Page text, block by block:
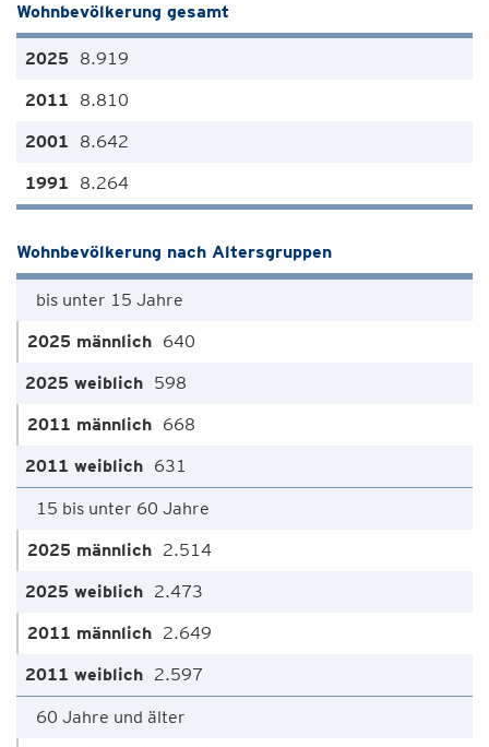
Wohnbevölkerung gesamt
8.919
8.810
8.642
8.264
Wohnbevölkerung nach Altersgruppen
bis unter 15 Jahre
640
598
668
631
15 bis unter 60 Jahre
2.514
2.473
2.649
2.597
60 Jahre und älter